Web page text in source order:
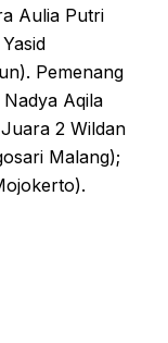
Aulia Putri
Pemenang
Aqila
2 Wildan
Malang);